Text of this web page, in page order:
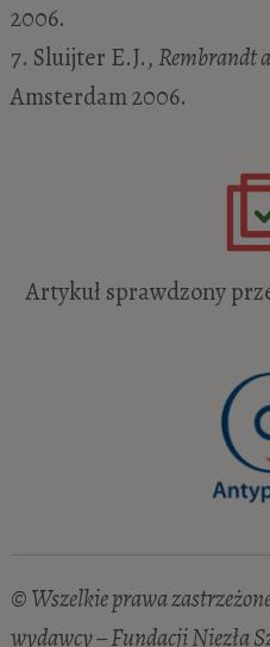
2006.
7. Sluijter E.J., Rembrandt
Amsterdam 2006.
Artykuł sprawdzony
© Wszelkie prawa
wydawcy – Fundacji Niezła